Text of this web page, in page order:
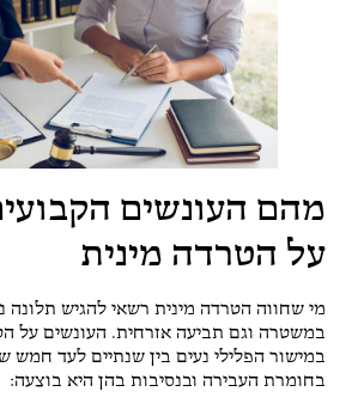
מהם העונשים
על הטרדה מינית
מי שחווה הטרדה מינית רשאי להגיש תלונה
במשטרה וגם תביעה אזרחית. העונשים על
במישור הפלילי נעים בין שנתיים לעד חמש
בחומרת העבירה ובנסיבות בהן היא בוצעה: